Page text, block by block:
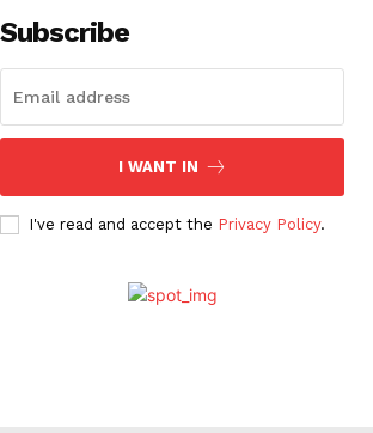
Subscribe
I WANT IN
I've read and accept the Privacy Policy.